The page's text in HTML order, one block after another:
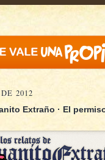
2012
Extraño · El